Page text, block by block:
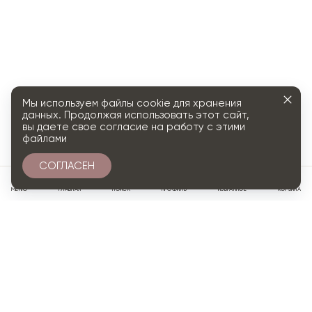
МЕНЮ ГЛАВНАЯ ПОИСК ПРОФИЛЬ ИЗБРАННОЕ КОРЗИНА
Мы используем файлы cookie для хранения
данных. Продолжая использовать этот сайт,
вы даете свое согласие на работу с этими
файлами
СОГЛАСЕН